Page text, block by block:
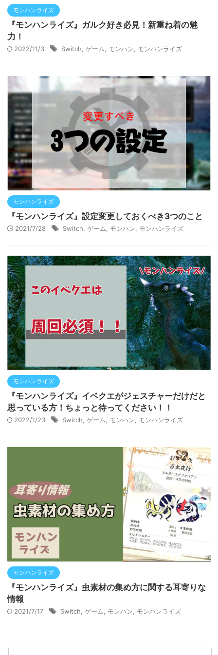
モンハンライズ
『モンハンライズ』ガルク好き必見！新重ね着の魅
力！
2022/11/3 Switch, ゲーム, モンハン, モンハンライズ
モンハンライズ
『モンハンライズ』設定変更しておくべき3つのこと
2021/7/28 Switch ゲーム モンハン モンハンライズ
モンハンライズ
『モンハンライズ』イベクエがジェスチャーだけだと
思っている方！ちょっと待ってください！！
2022/1/23 Switch ゲーム モンハン モンハンライズ
モンハンライズ
『モンハンライズ』虫素材の集め方に関する耳寄りな
情報
2021/7/17 Switch ゲーム モンハン モンハンライズ